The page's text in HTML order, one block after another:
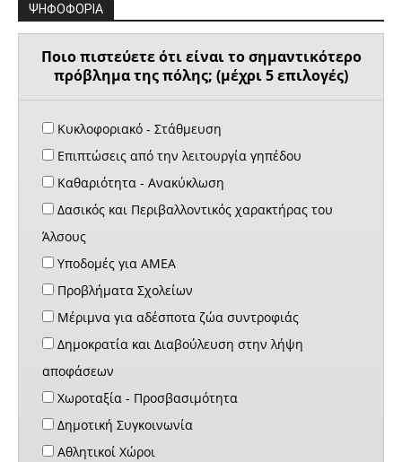
ΨΗΦΟΦΟΡΙΑ
Ποιο πιστεύετε ότι είναι το σημαντικότερο
πρόβλημα της πόλης; (μέχρι 5 επιλογές)
Κυκλοφοριακό - Στάθμευση
Επιπτώσεις από την λειτουργία γηπέδου
Καθαριότητα - Ανακύκλωση
Δασικός και Περιβαλλοντικός χαρακτήρας του
Άλσους
Υποδομές για ΑΜΕΑ
Προβλήματα Σχολείων
Μέριμνα για αδέσποτα ζώα συντροφιάς
Δημοκρατία και Διαβούλευση στην λήψη
αποφάσεων
Χωροταξία - Προσβασιμότητα
Δημοτική Συγκοινωνία
Αθλητικοί Χώροι